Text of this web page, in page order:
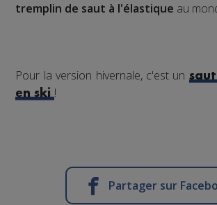
tremplin de saut à l'élastique au
Pour la version hivernale, c'est un
en ski !
Partager sur